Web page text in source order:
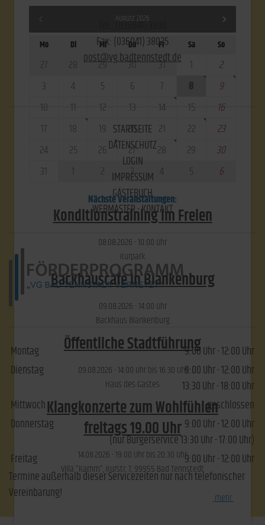
August 2026
Mo Di Mi Do Fr Sa So
27 28 29 30 31 1
2
3
4 5 6 7 8
9
10
11 12 13 14 15
16
17
18 19 20 21 22
23
24
25 26 27 28 29
30
31
1 2 3 4 5 6
Nächste Veranstaltungen:
Konditionstraining im Freien
08.​08.​2026 -10:00 Uhr
Kurpark
Backhauscafé in Blankenburg
09.​08.​2026 -14:00 Uhr
Backhaus Blankenburg
Öffentliche Stadtführung
09.​08.​2026 -14:00 Uhr bis16:30 Uhr
Haus des Gastes
Klangkonzerte zum Wohlfühlen
freitags 19.00 Uhr
14.​08.​2026 -19:00 Uhr bis 20:30 Uhr
Villa "Kamm", Kurstr. 7, 99955 Bad Tennstedt
mehr
Tel.: (036041) 3800
Fax: (036041) 38025
post@vg.badtennstedt.de
STARTSEITE
DATENSCHUTZ
LOGIN
IMPRESSUM
GÄSTEBUCH
WEBMASTER - KONTAKT
Montag
9:00 Uhr - 12:00 Uhr
Dienstag
9:00 Uhr - 12:00 Uhr
13:30 Uhr - 18:00 Uhr
Mittwoch
geschlossen
Donnerstag
9:00 Uhr - 12:00 Uhr
(nur Bürgerservice 13:30 Uhr - 17:00 Uhr)
Freitag
9:00 Uhr - 12:00 Uhr
Termine außerhalb dieser Servicezeiten nur nach telefonischer
Vereinbarung!